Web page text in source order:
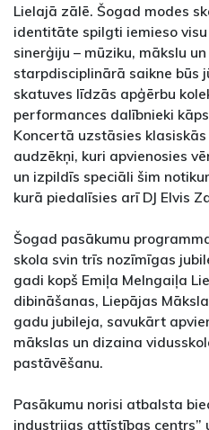
Lielajā zālē. Šogad modes
identitāte spilgti iemieso
sinerģiju – mūziku, mākslu
starpdisciplinārā saikne būs
skatuves līdzās apģērbu
performances dalībnieki
Koncertā uzstāsies
audzēkņi, kuri apvienosies
un izpildīs speciāli šim
kurā piedalīsies arī DJ Elvis
Šogad pasākumu
skola svin trīs nozīmīgas
gadi kopš Emiļa Melngaiļa
dibināšanas, Liepājas
gadu jubileja, savukārt
mākslas un dizaina
pastāvēšanu.
Pasākumu norisi atbalsta
industrijas attīstības centrs”